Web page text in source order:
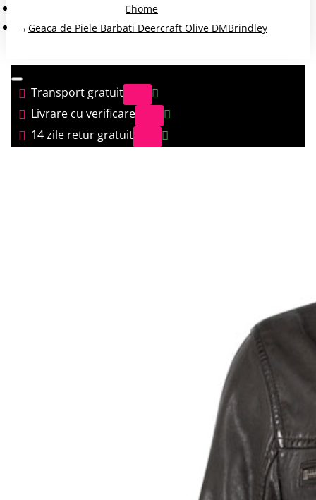
home
Geaca de Piele Barbati Deercraft Olive DMBrindley
Transport gratuit
Livrare cu verificare
14 zile retur gratuit